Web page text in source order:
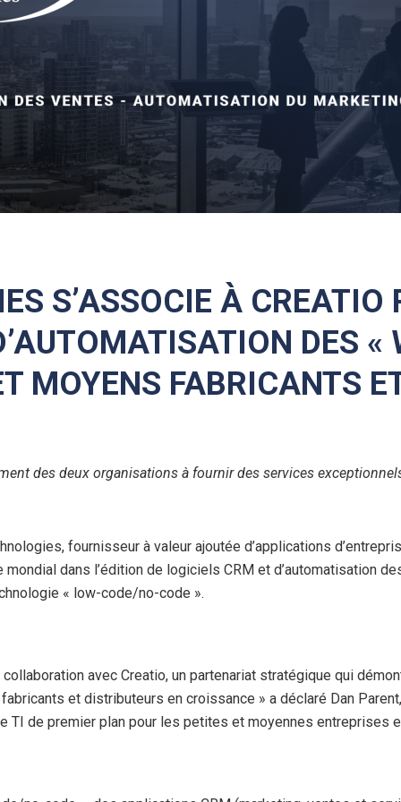
S’ASSOCIE À CREATIO
DES «
MOYENS FABRICANTS
des deux organisations à fournir des services
fournisseur à valeur ajoutée d’applications
dans l’édition de logiciels CRM et d’automatisation
« low-code/no-code ».
avec Creatio, un partenariat stratégique qui
et distributeurs en croissance » a déclaré Dan
TI de premier plan pour les petites et moyennes entreprises